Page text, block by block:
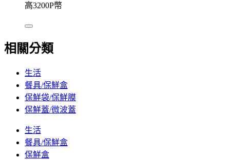
高3200P幣
相關分類
生活
餐具/保鮮盒
保鮮袋/保鮮膜
保鮮蓋/微波蓋
生活
餐具/保鮮盒
保鮮盒